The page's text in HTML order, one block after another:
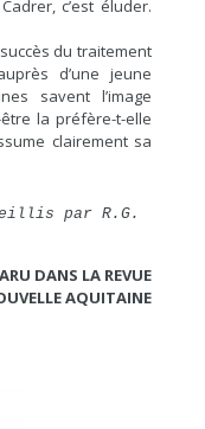
c’est éluder.
du traitement
d’une jeune
savent l’image
la préfère-t-elle
clairement sa
par R.G.
DANS LA REVUE
AQUITAINE